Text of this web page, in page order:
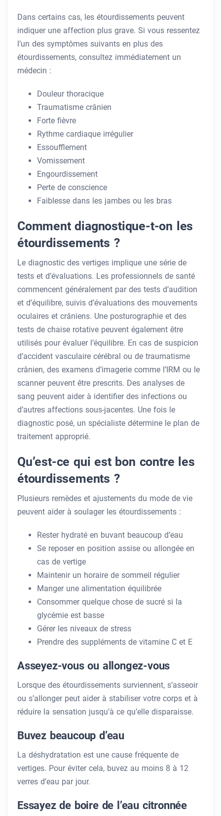
Dans certains cas, les étourdissements peuvent
indiquer une affection plus grave. Si vous ressentez
l’un des symptômes suivants en plus des
étourdissements, consultez immédiatement un
médecin :
Douleur thoracique
Traumatisme crânien
Forte fièvre
Rythme cardiaque irrégulier
Essoufflement
Vomissement
Engourdissement
Perte de conscience
Faiblesse dans les jambes ou les bras
Comment diagnostique-t-on les
étourdissements ?
Le diagnostic des vertiges implique une série de
tests et d’évaluations. Les professionnels de santé
commencent généralement par des tests d’audition
et d’équilibre, suivis d’évaluations des mouvements
oculaires et crâniens. Une posturographie et des
tests de chaise rotative peuvent également être
utilisés pour évaluer l’équilibre. En cas de suspicion
d’accident vasculaire cérébral ou de traumatisme
crânien, des examens d’imagerie comme l’IRM ou le
scanner peuvent être prescrits. Des analyses de
sang peuvent aider à identifier des infections ou
d’autres affections sous-jacentes. Une fois le
diagnostic posé, un spécialiste détermine le plan de
traitement approprié.
Qu’est-ce qui est bon contre les
étourdissements ?
Plusieurs remèdes et ajustements du mode de vie
peuvent aider à soulager les étourdissements :
Rester hydraté en buvant beaucoup d’eau
Se reposer en position assise ou allongée en
cas de vertige
Maintenir un horaire de sommeil régulier
Manger une alimentation équilibrée
Consommer quelque chose de sucré si la
glycémie est basse
Gérer les niveaux de stress
Prendre des suppléments de vitamine C et E
Asseyez-vous ou allongez-vous
Lorsque des étourdissements surviennent, s’asseoir
ou s’allonger peut aider à stabiliser votre corps et à
réduire la sensation jusqu’à ce qu’elle disparaisse.
Buvez beaucoup d’eau
La déshydratation est une cause fréquente de
vertiges. Pour éviter cela, buvez au moins 8 à 12
verres d’eau par jour.
Essayez de boire de l’eau citronnée